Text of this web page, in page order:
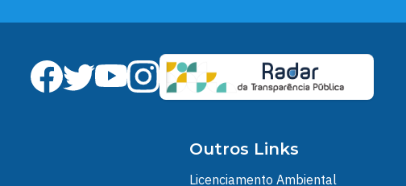
Outros Links
Licenciamento Ambiental